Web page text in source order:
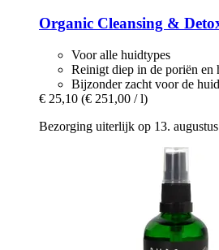
Organic Cleansing &
Voor alle huidtypes
Reinigt diep in de poriën en
Bijzonder zacht voor de huid
€ 25,10 (€ 251,00 / l)
Bezorging uiterlijk op 13. augustus